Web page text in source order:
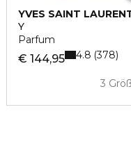
YVES SAINT
Y
Parfum
€ 144,95
3
4.8 378